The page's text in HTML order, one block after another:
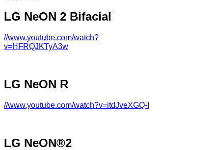
LG NeON 2 Bifacial
//www.youtube.com/watch?
v=HFRQJKTyA3w
LG NeON R
//www.youtube.com/watch?v=itdJveXGQ-I
LG NeON®2